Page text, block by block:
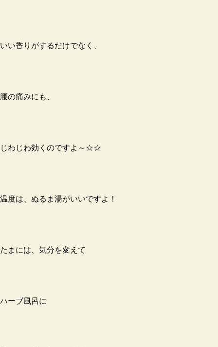
いい香りがするだけでなく、
腰の痛みにも、
じわじわ効くのですよ～☆☆
温度は、ぬるま湯がいいですよ！
たまには、気分を変えて
ハーブ風呂に